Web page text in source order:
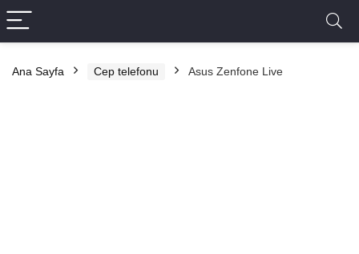
Ana Sayfa Cep telefonu Asus Zenfone Live